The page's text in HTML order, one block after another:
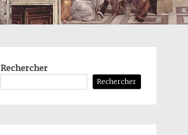
Rechercher
Rechercher